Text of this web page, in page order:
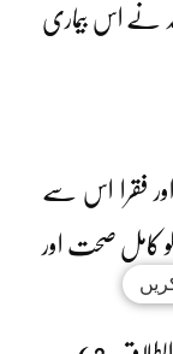
نے اس بیماری
فقرا اس سے
کامل صحت اور